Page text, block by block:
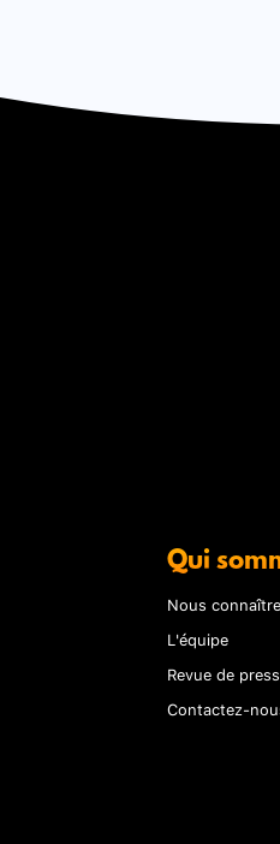
Qui
Nous connaître
L'équipe
Revue de
Contactez-